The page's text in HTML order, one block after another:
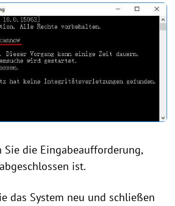
Sie die Eingabeaufforderung,
ist.
das System neu und schließen